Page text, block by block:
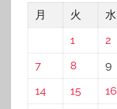
月
火 水
1
2
7
8 9
14
15 16